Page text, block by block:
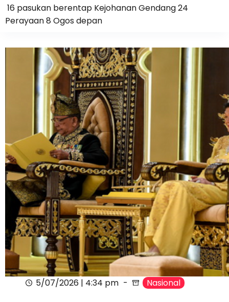
16 pasukan berentap Kejohanan Gendang 24
Perayaan 8 Ogos depan
5/07/2026 | 4:34 pm Nasional